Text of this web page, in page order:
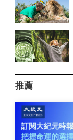
推薦